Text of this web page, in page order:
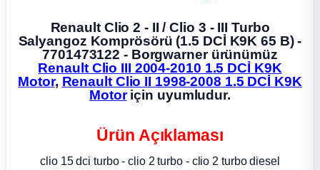
Parça
Renault Clio 2 - II / Clio 3 - III Turbo
Salyangoz Komprösörü (1.5 DCİ K9K 65 B) -
7701473122 - Borgwarner ürünümüz
Renault Clio III 2004-2010 1.5 DCİ K9K
Motor, Renault Clio II 1998-2008 1.5 DCİ K9K
Motoriçin uyumludur.
Ürün Açıklaması
clio 15 dci turbo - clio 2 turbo - clio 2 turbo diesel